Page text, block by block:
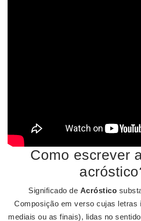
Como escrever
Significado de Acróstico
Composição em verso cujas letras
mediais ou as finais), lidas no